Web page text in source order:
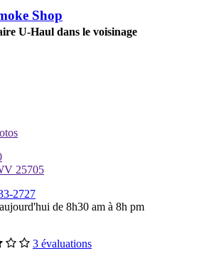
Shop
U-Haul dans le voisinage
25705
2727
de 8h30 am à 8h pm
3 évaluations